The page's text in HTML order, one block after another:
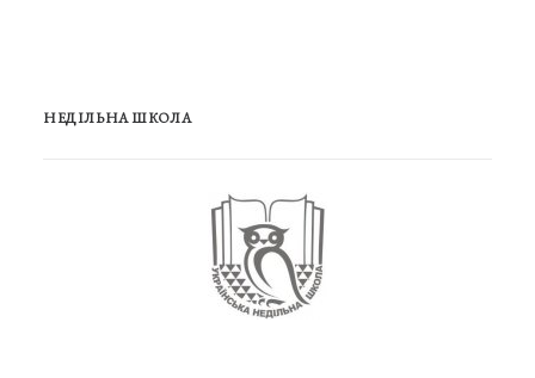
НЕДІЛЬНА ШКОЛА